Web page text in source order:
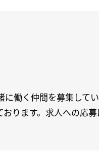
働く仲間を募集して
ります。求人への応